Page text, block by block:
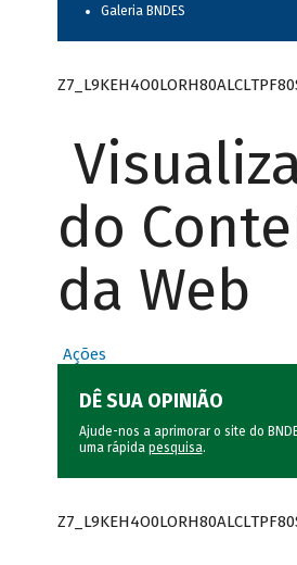
Galeria BNDES
do
da Web
Ações
DÊ SUA OPINIÃO
Ajude-nos a aprimorar o site do
uma rápida pesquisa.